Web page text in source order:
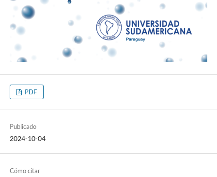
PDF
Publicado
2024-10-04
Cómo citar